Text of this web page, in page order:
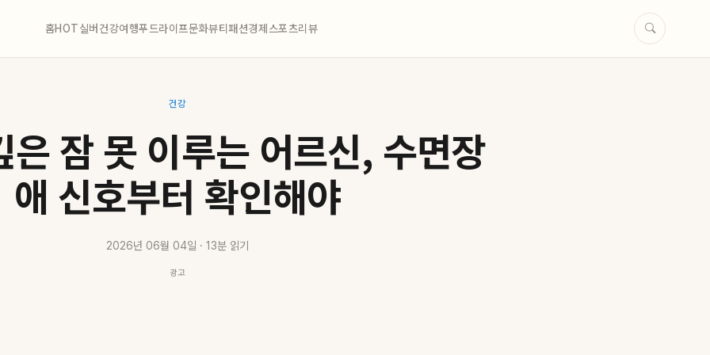
홈HOT실버건강여행푸드라이프문화뷰티패션경제스포츠리뷰
건강
은 잠 못 이루는 어르신, 수면장
애 신호부터 확인해야
2026년 06월 04일 · 13분 읽기
광고